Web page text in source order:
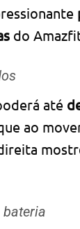
do
até
ao
bateria